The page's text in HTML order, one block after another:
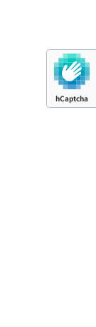
hCaptcha